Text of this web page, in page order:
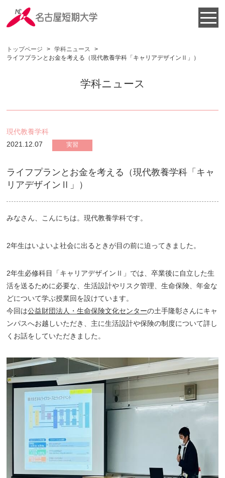
トップページ > 学科ニュース
>
ライフプランとお金を考える（現代教養学科「キャリアデザインⅡ」）
学科ニュース
現代教養学科
2021.12.07
実習
ライフプランとお金を考える（現代教養学科「キャ
リアデザインⅡ」）
みなさん、こんにちは。現代教養学科です。
2年生はいよいよ社会に出るときが目の前に迫ってきました。
2年生必修科目「キャリアデザインⅡ」では、卒業後に自立した生
活を送るために必要な、生活設計やリスク管理、生命保険、年金な
どについて学ぶ授業回を設けています。
今回は公益財団法人・生命保険文化センターの土手隆彰さんにキャ
ンパスへお越しいただき、主に生活設計や保険の制度について詳し
くお話をしていただきました。